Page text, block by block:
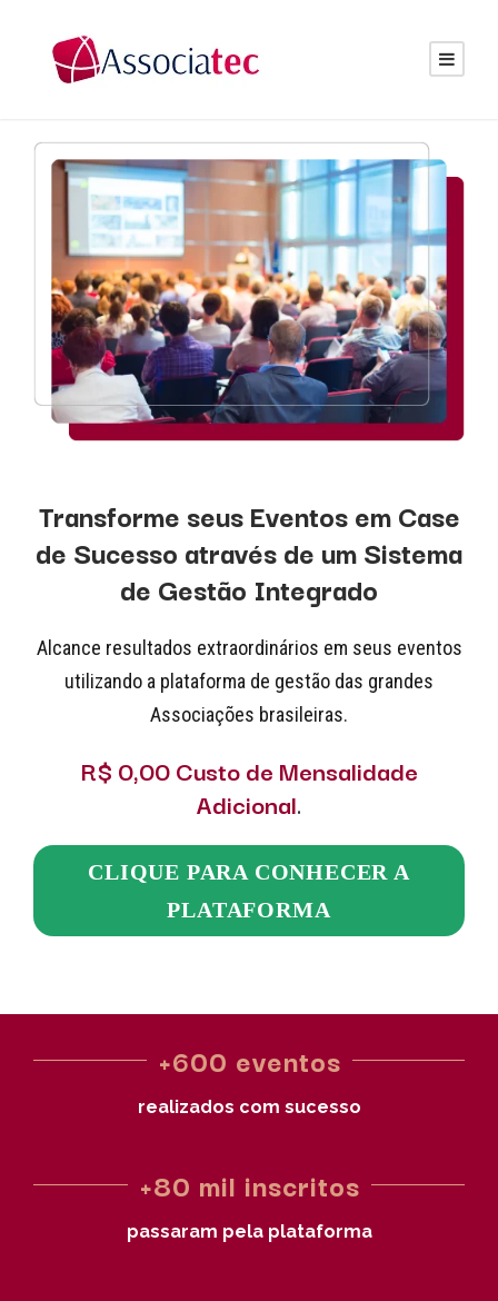
Transforme seus Eventos em Case
de Sucesso através de um Sistema
de Gestão Integrado
Alcance resultados extraordinários em seus eventos
utilizando a plataforma de gestão das grandes
Associações brasileiras.
R$ 0,00 Custo de Mensalidade
Adicional.
CLIQUE PARA CONHECER A
PLATAFORMA
+600 eventos
realizados com sucesso
+80 mil inscritos
passaram pela plataforma